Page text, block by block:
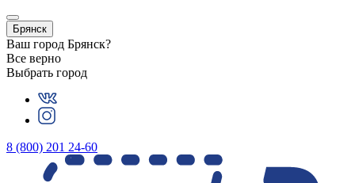
Брянск
Ваш город Брянск?
Все верно
Выбрать город
8 (800) 201 24-60